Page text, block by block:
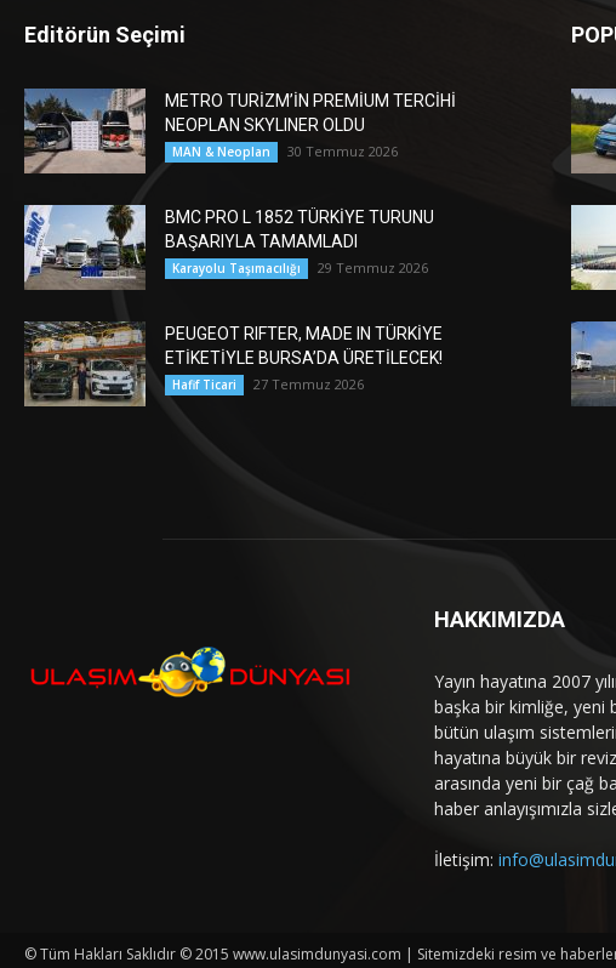
Editörün Seçimi
METRO TURİZM’İN PREMİUM TERCİHİ
NEOPLAN SKYLINER OLDU
MAN & Neoplan 30 Temmuz 2026
BMC PRO L 1852 TÜRKİYE TURUNU
BAŞARIYLA TAMAMLADI
Karayolu Taşımacılığı 29 Temmuz 2026
PEUGEOT RIFTER, MADE IN TÜRKİYE
ETİKETİYLE BURSA’DA ÜRETİLECEK!
Hafif Ticari 27 Temmuz 2026
HAKKIMIZDA
Yayın hayatına 2007
başka bir kimliğe, yeni
bütün ulaşım
hayatına büyük bir
arasında yeni bir çağ
haber anlayışımızla
İletişim:
© Tüm Hakları Saklıdır © 2015 www.ulasimdunyasi.com | Sitemizdeki resim ve